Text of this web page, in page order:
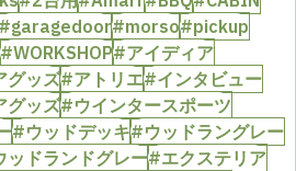
#morso#pickup
#WORKSHOP#アイディア
グッズ#アトリエ#インタビュー
グッズ#ウインタースポーツ
#ウッドデッキ#ウッドラングレー
ッドランドグレー#エクステリア